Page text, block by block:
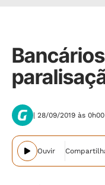
| 28/09/2019 às 0h00
Ouvir